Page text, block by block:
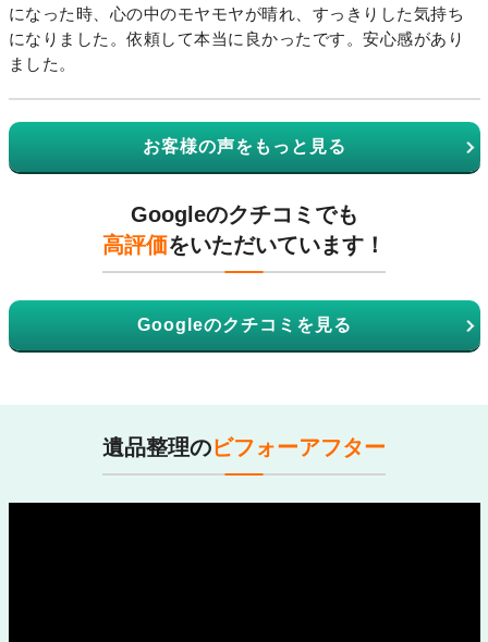
になった時、心の中のモヤモヤが晴れ、すっきりした気持ち
になりました。依頼して本当に良かったです。安心感があり
ました。
お客様の声をもっと見る
Googleのクチコミでも
高評価をいただいています！
Googleのクチコミを見る
遺品整理のビフォーアフター